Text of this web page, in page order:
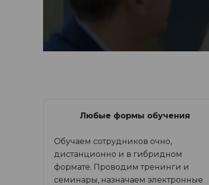
Любые формы обучения
Обучаем сотрудников очно,
дистанционно и в гибридном
формате. Проводим тренинги и
семинары, назначаем электронные